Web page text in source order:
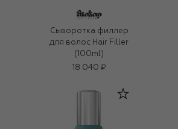
Сыворотка филлер
для волос Hair Filler
(100ml)
18 040 ₽